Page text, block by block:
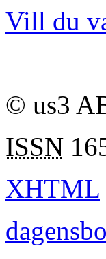
Vill du
© us3
ISSN
XHTML